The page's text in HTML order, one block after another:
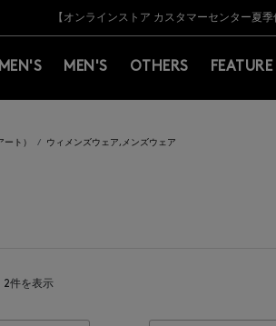
も対象！＜MY BARNEYS＞会員のお客様は11,000円
【夏季休業に伴う出荷一時停
【オンラインストア カスタマーセンター夏
【夏季休業に伴う返品・交換承り一
熊本県を中心とした地震の影響に
【開催中】SUMMER SALE
も対象！＜MY BARNEYS＞会員のお客様は11,000円
【夏季休業に伴う出荷一時停
MEN'S OTHERS FEATURE
ト） ウィメンズウェア,メンズウェア
2件を表示